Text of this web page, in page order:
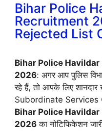
Bihar Police
Recruitment
Rejected List
Bihar Police
2026: अगर आप पुलिस
रहे हैं, तो आपके लिए शानदार
Subordinate Services
Bihar Police
2026 का नोटिफिकेशन